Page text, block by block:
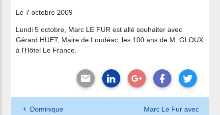
Le 7 octobre 2009
Lundi 5 octobre, Marc LE FUR est allé souhaiter avec
Gérard HUET, Maire de Loudéac, les 100 ans de M. GLOUX
à l’Hôtel Le France.
Dominique
Marc Le Fur avec